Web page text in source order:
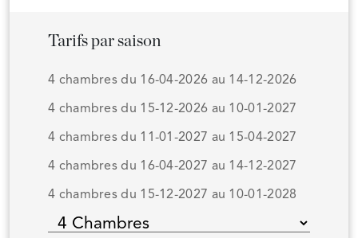
Tarifs par saison
4 chambres du 16-04-2026 au 14-12-2026
4 chambres du 15-12-2026 au 10-01-2027
4 chambres du 11-01-2027 au 15-04-2027
4 chambres du 16-04-2027 au 14-12-2027
4 chambres du 15-12-2027 au 10-01-2028